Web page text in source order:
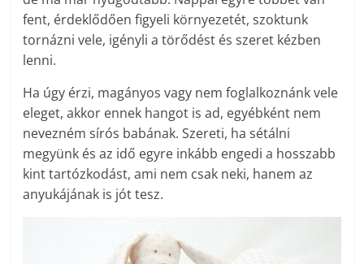
fent, érdeklődően figyeli környezetét, szoktunk
tornázni vele, igényli a törődést és szeret kézben
lenni.
Ha úgy érzi, magányos vagy nem foglalkoznánk vele
eleget, akkor ennek hangot is ad, egyébként nem
nevezném sírós babának. Szereti, ha sétálni
megyünk és az idő egyre inkább engedi a hosszabb
kint tartózkodást, ami nem csak neki, hanem az
anyukájának is jót tesz.